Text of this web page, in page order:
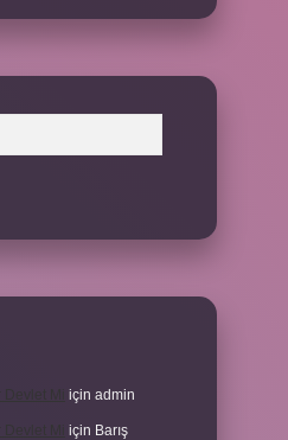
için admin
için Barış